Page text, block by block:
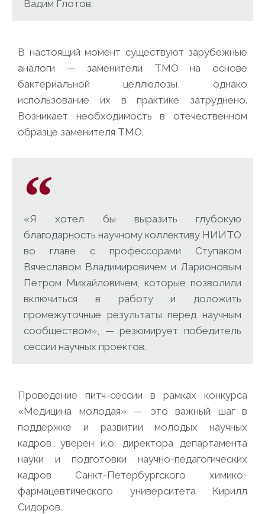
Вадим Глотов.
В настоящий момент существуют зарубежные
аналоги — заменители ТМО на основе
бактериальной целлюлозы, однако
использование их в практике затруднено.
Возникает необходимость в отечественном
образце заменителя ТМО.
«Я хотел бы выразить глубокую
благодарность научному коллективу НИИТО
во главе с профессорами Ступаком
Вячеславом Владимировичем и Ларионовым
Петром Михайловичем, которые позволили
включиться в работу и доложить
промежуточные результаты перед научным
сообществом», — резюмирует победитель
сессии научных проектов.
Проведение питч-сессии в рамках конкурса
«Медицина молодая» — это важный шаг в
поддержке и развитии молодых научных
кадров, уверен и.о. директора департамента
науки и подготовки научно-педагогических
кадров Санкт-Петербургского химико-
фармацевтического университета Кирилл
Сидоров.